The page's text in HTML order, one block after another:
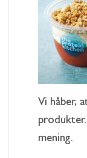
Vi håber,
mening.